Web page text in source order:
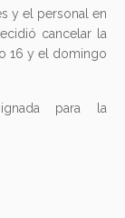
y el personal en
cancelar la
16 y el domingo
para la